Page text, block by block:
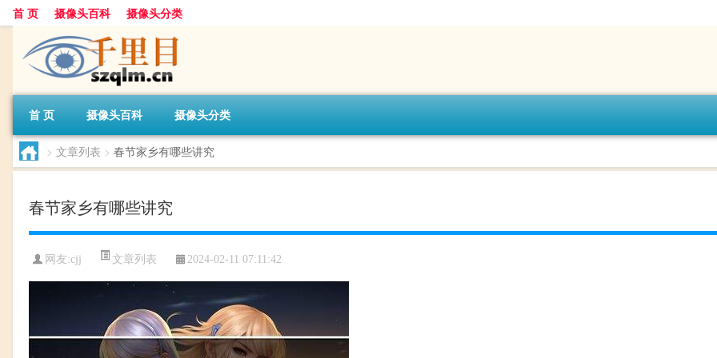
首 页 摄像头百科 摄像头分类
首 页 摄像头百科 摄像头分类
> 文章列表 > 春节家乡有哪些讲究
春节家乡有哪些讲究
网友:cjj 文章列表 2024-02-11 07:11:42